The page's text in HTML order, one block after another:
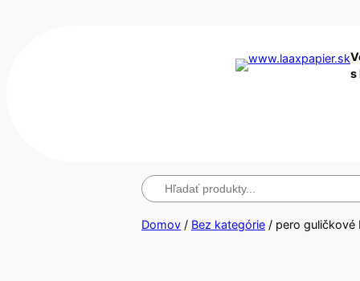
s
Hľadanie
Domov / Bez kategórie / pero guličkové